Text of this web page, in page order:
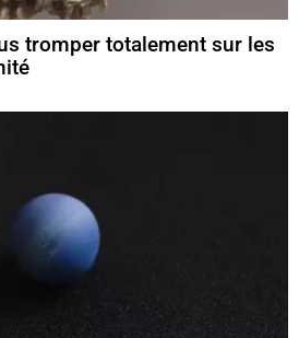
tromper totalement sur les